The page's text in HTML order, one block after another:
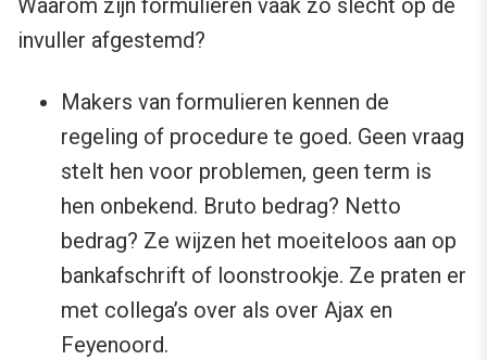
invuller afgestemd?
Makers van formulieren kennen de
regeling of procedure te goed. Geen vraag
stelt hen voor problemen, geen term is
hen onbekend. Bruto bedrag? Netto
bedrag? Ze wijzen het moeiteloos aan op
bankafschrift of loonstrookje. Ze praten er
met collega’s over als over Ajax en
Feyenoord.